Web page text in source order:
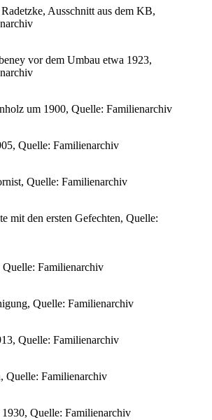
Ausschnitt aus dem KB,
vor dem Umbau etwa 1923,
um 1900, Quelle: Familienarchiv
Quelle: Familienarchiv
Quelle: Familienarchiv
mit den ersten Gefechten, Quelle:
Familienarchiv
Quelle: Familienarchiv
Quelle: Familienarchiv
Quelle: Familienarchiv
Quelle: Familienarchiv